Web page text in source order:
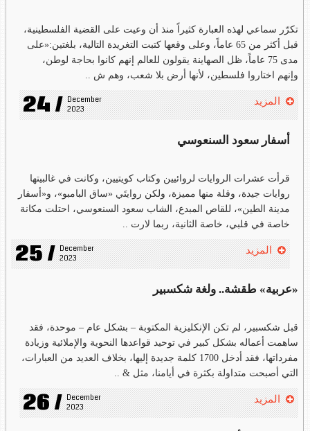
تكرّر سماعي لهذه العبارة كثيراً منذ أن وعيت على القضية الفلسطينية،
قبل أكثر من 65 عاماً، وعلى وقعها كتبت التغريدة التالية، بلغتين:«على
مدى 75 عاماً، ظل الصهاينة يقولون للعالم إنهم كانوا بحاجة لوطن،
وإنهم اختاروا فلسطين، لأنها أرض بلا شعب، وهم ش ..
24 / December
2023
المزيد
أسفار سعود السنعوسي
قرأت عشرات الروايات لروائيين وكتاب كويتيين، وكانت في غالبيتها
روايات جيدة، وقلة منها مميزة، ولكن روايتَي «ساق البامبو»، و«أسفار
مدينة الطين»، للقاص المبدع، الشاب سعود السنعوسي، احتلت مكانة
خاصة في قلبي، خاصة الثانية، ربما لارت ..
25 / December
2023
المزيد
«عربية» طقشة.. ولغة شكسبير
قبل شكسبير، لم تكن الإنكليزية المكتوبة – بشكل عام – موحدة، فقد
ساهمت أعماله بشكل كبير في توحيد قواعدها النحوية والإملائية وزيادة
مفرداتها، فقد أدخل 1700 كلمة جديدة إليها، بخلاف العديد من العبارات،
التي أصبحت متداولة بكثرة في أيامنا، مثل & ..
26 / December
2023
المزيد